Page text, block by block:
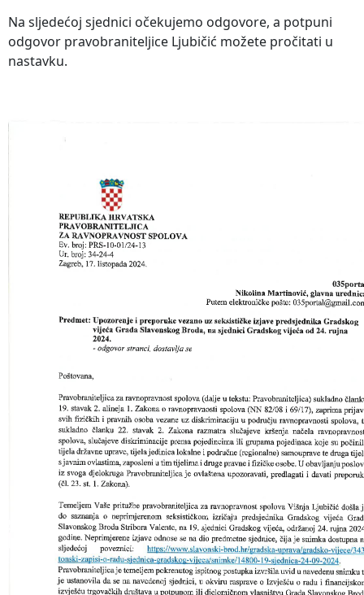
Na sljedećoj sjednici očekujemo odgovore, a potpuni
odgovor pravobraniteljice Ljubičić možete pročitati u
nastavku.